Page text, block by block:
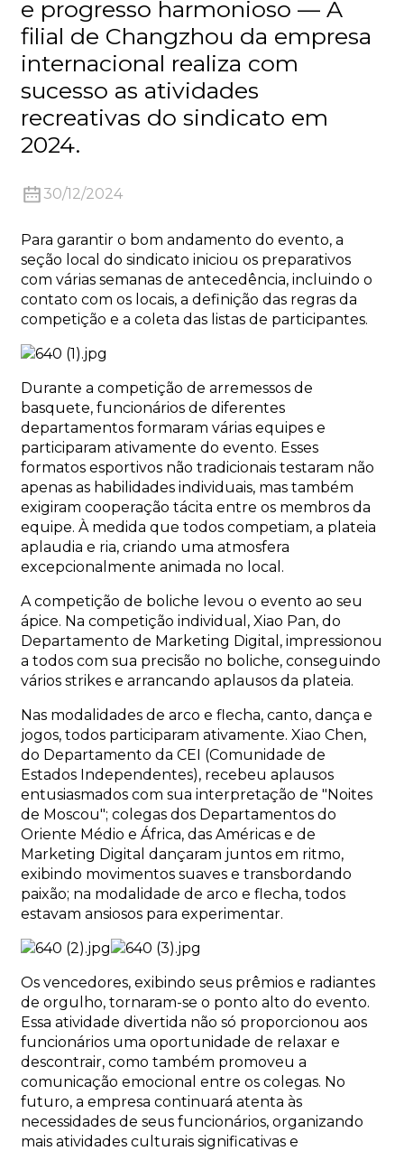
e progresso harmonioso — A
filial de Changzhou da empresa
internacional realiza com
sucesso as atividades
recreativas do sindicato em
2024.
30/12/2024
Para garantir o bom andamento do evento, a
seção local do sindicato iniciou os preparativos
com várias semanas de antecedência, incluindo o
contato com os locais, a definição das regras da
competição e a coleta das listas de participantes.
Durante a competição de arremessos de
basquete, funcionários de diferentes
departamentos formaram várias equipes e
participaram ativamente do evento. Esses
formatos esportivos não tradicionais testaram não
apenas as habilidades individuais, mas também
exigiram cooperação tácita entre os membros da
equipe. À medida que todos competiam, a plateia
aplaudia e ria, criando uma atmosfera
excepcionalmente animada no local.
A competição de boliche levou o evento ao seu
ápice. Na competição individual, Xiao Pan, do
Departamento de Marketing Digital, impressionou
a todos com sua precisão no boliche, conseguindo
vários strikes e arrancando aplausos da plateia.
Nas modalidades de arco e flecha, canto, dança e
jogos, todos participaram ativamente. Xiao Chen,
do Departamento da CEI (Comunidade de
Estados Independentes), recebeu aplausos
entusiasmados com sua interpretação de "Noites
de Moscou"; colegas dos Departamentos do
Oriente Médio e África, das Américas e de
Marketing Digital dançaram juntos em ritmo,
exibindo movimentos suaves e transbordando
paixão; na modalidade de arco e flecha, todos
estavam ansiosos para experimentar.
Os vencedores, exibindo seus prêmios e radiantes
de orgulho, tornaram-se o ponto alto do evento.
Essa atividade divertida não só proporcionou aos
funcionários uma oportunidade de relaxar e
descontrair, como também promoveu a
comunicação emocional entre os colegas. No
futuro, a empresa continuará atenta às
necessidades de seus funcionários, organizando
mais atividades culturais significativas e